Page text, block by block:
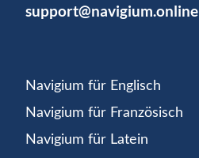
support@navigium.online
Navigium für Englisch
Navigium für Französisch
Navigium für Latein